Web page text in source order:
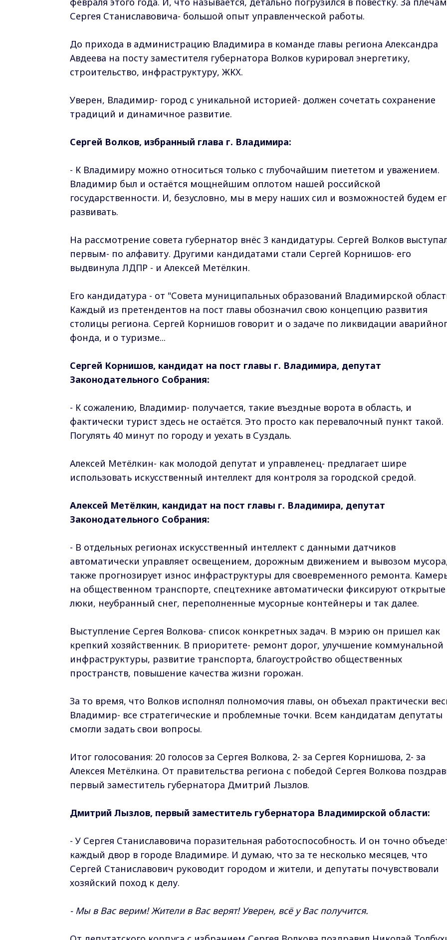
Сергея Станиславовича- большой опыт управленческой работы.
До прихода в администрацию Владимира в команде главы региона Александра
Авдеева на посту заместителя губернатора Волков курировал энергетику,
строительство, инфраструктуру, ЖКХ.
Уверен, Владимир- город с уникальной историей- должен сочетать сохранение
традиций и динамичное развитие.
Сергей Волков, избранный глава г. Владимира:
- К Владимиру можно относиться только с глубочайшим пиететом и уважением.
Владимир был и остаётся мощнейшим оплотом нашей российской
государственности. И, безусловно, мы в меру наших сил и возможностей будем
развивать.
На рассмотрение совета губернатор внёс 3 кандидатуры. Сергей Волков
первым- по алфавиту. Другими кандидатами стали Сергей Корнишов- его
выдвинула ЛДПР - и Алексей Метёлкин.
Его кандидатура - от "Совета муниципальных образований Владимирской
Каждый из претендентов на пост главы обозначил свою концепцию развития
столицы региона. Сергей Корнишов говорит и о задаче по ликвидации
фонда, и о туризме...
Сергей Корнишов, кандидат на пост главы г. Владимира, депутат
Законодательного Собрания:
- К сожалению, Владимир- получается, такие въездные ворота в область, и
фактически турист здесь не остаётся. Это просто как перевалочный пункт такой.
Погулять 40 минут по городу и уехать в Суздаль.
Алексей Метёлкин- как молодой депутат и управленец- предлагает шире
использовать искусственный интеллект для контроля за городской средой.
Алексей Метёлкин, кандидат на пост главы г. Владимира, депутат
Законодательного Собрания:
- В отдельных регионах искусственный интеллект с данными датчиков
автоматически управляет освещением, дорожным движением и вывозом
также прогнозирует износ инфраструктуры для своевременного ремонта.
на общественном транспорте, спецтехнике автоматически фиксируют открытые
люки, неубранный снег, переполненные мусорные контейнеры и так далее.
Выступление Сергея Волкова- список конкретных задач. В мэрию он пришел как
крепкий хозяйственник. В приоритете- ремонт дорог, улучшение коммунальной
инфраструктуры, развитие транспорта, благоустройство общественных
пространств, повышение качества жизни горожан.
За то время, что Волков исполнял полномочия главы, он объехал практически
Владимир- все стратегические и проблемные точки. Всем кандидатам депутаты
смогли задать свои вопросы.
Итог голосования: 20 голосов за Сергея Волкова, 2- за Сергея Корнишова, 2- за
Алексея Метёлкина. От правительства региона с победой Сергея Волкова
первый заместитель губернатора Дмитрий Лызлов.
Дмитрий Лызлов, первый заместитель губернатора Владимирской области:
- У Сергея Станиславовича поразительная работоспособность. И он точно
каждый двор в городе Владимире. И думаю, что за те несколько месяцев, что
Сергей Станиславович руководит городом и жители, и депутаты почувствовали
хозяйский поход к делу.
- Мы в Вас верим! Жители в Вас верят! Уверен, всё у Вас получится.